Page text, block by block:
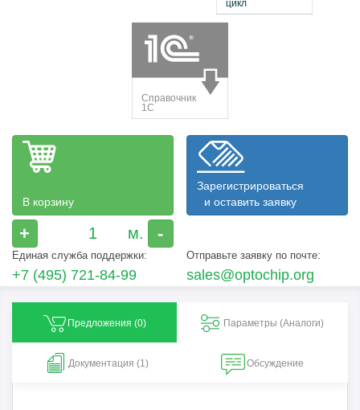
В корзину
+ -
Зарегистрироваться
и оставить заявку
Единая служба поддержки:
+7 (495) 721-84-99
Отправьте заявку по почте:
sales@optochip.org
Предложения (0) Параметры (Aналоги)
Документация (1) Обсуждение